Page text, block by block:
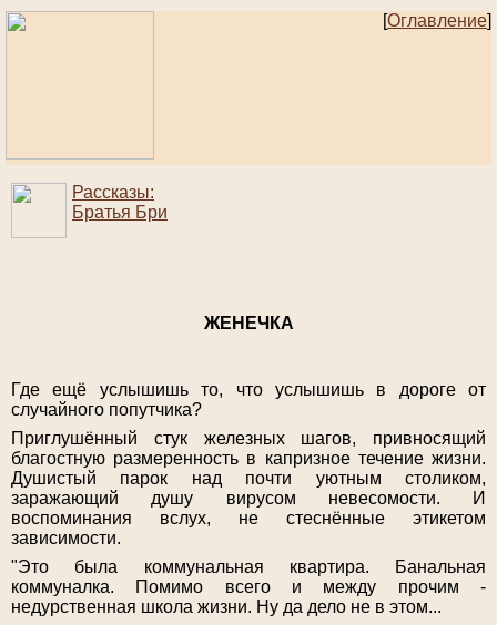
[Оглавление]
Рассказы:
Братья Бри
ЖЕНЕЧКА
Где ещё услышишь то, что услышишь в дороге от
случайного попутчика?
Приглушённый стук железных шагов, привносящий
благостную размеренность в капризное течение жизни.
Душистый парок над почти уютным столиком,
заражающий душу вирусом невесомости. И
воспоминания вслух, не стеснённые этикетом
зависимости.
"Это была коммунальная квартира. Банальная
коммуналка. Помимо всего и между прочим -
недурственная школа жизни. Ну да дело не в этом...